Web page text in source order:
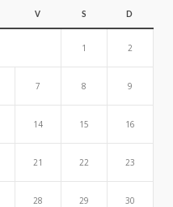
V S D
1 2
7 8 9
14 15 16
21 22 23
28 29 30